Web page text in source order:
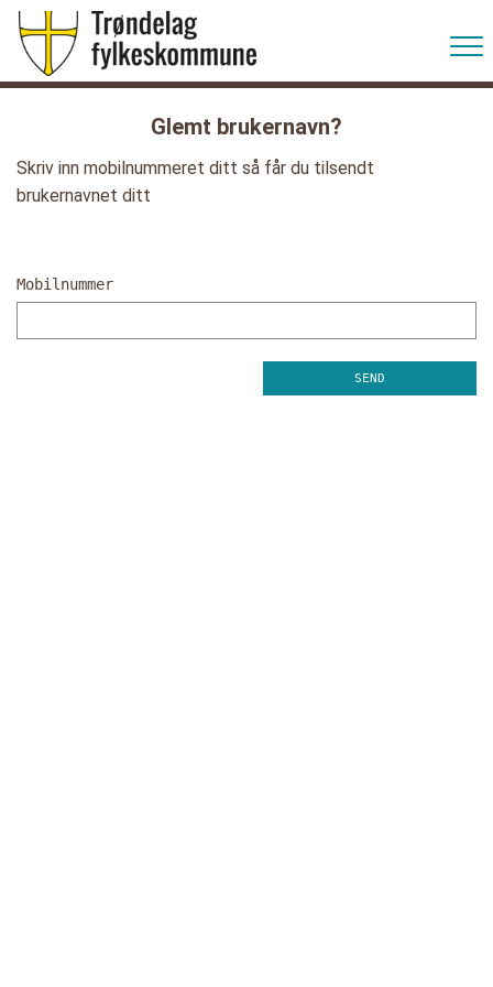
Glemt brukernavn?
Skriv inn mobilnummeret ditt så får du tilsendt
brukernavnet ditt
Mobilnummer